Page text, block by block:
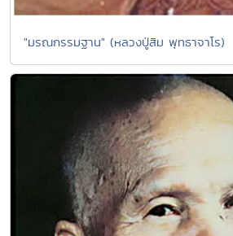
"มรณกรรมฐาน" (หลวงปู่สิม พุทธาจาโร)